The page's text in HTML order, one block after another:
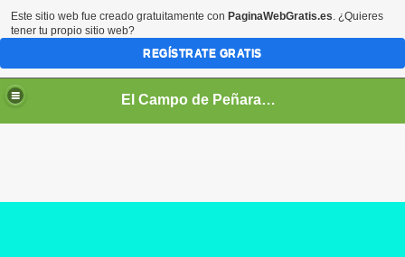
El Campo de Peñaranda (Salamanca)
Este sitio web fue creado gratuitamente con PaginaWebGratis.es. ¿Quieres
tener tu propio sitio web?
REGÍSTRATE GRATIS